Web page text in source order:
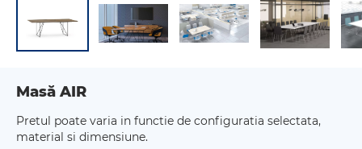
Masă AIR
Pretul poate varia in functie de configuratia selectata,
material si dimensiune.